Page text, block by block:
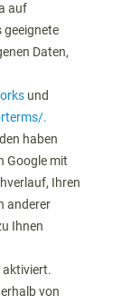
auf
geeignete
Daten,
und
.
haben
Google mit
Ihren
anderer
Ihnen
aktiviert.
von